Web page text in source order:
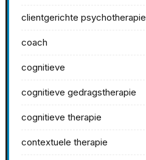
clientgerichte psychotherapie
coach
cognitieve
cognitieve gedragstherapie
cognitieve therapie
contextuele therapie